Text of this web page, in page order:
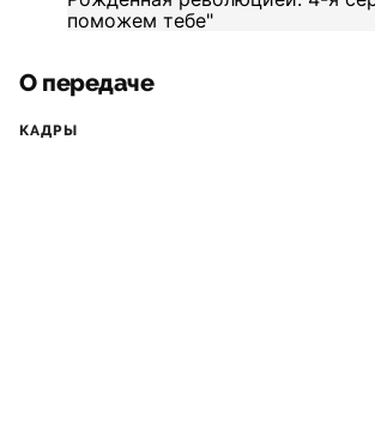
О передаче
КАДРЫ